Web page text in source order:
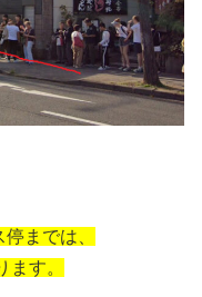
までは、
す。